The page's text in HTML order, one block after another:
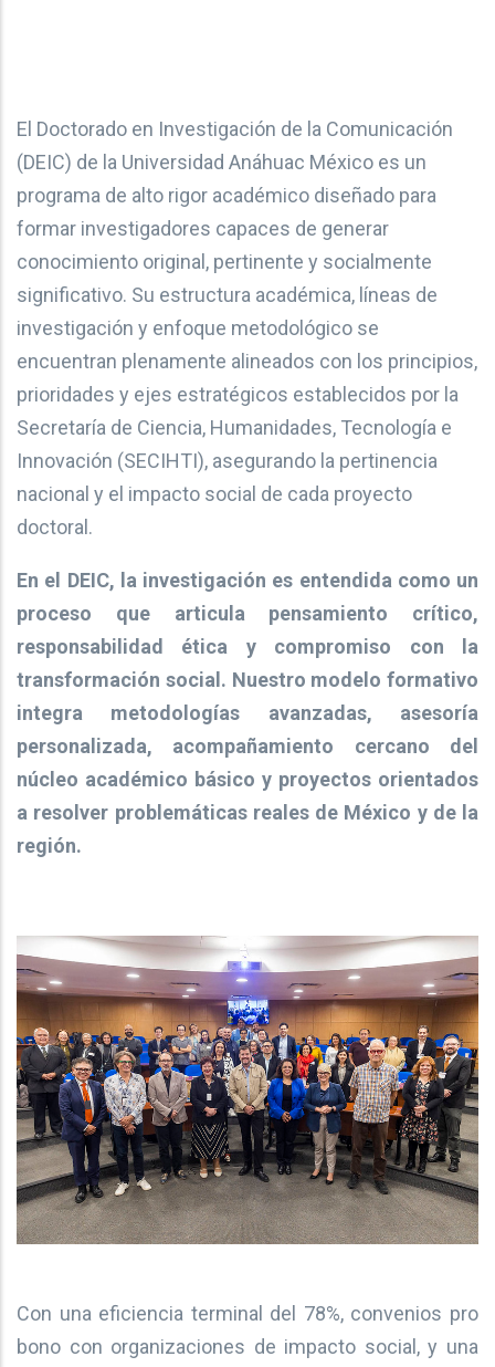
El Doctorado en Investigación de la Comunicación
(DEIC) de la Universidad Anáhuac México es un
programa de alto rigor académico diseñado para
formar investigadores capaces de generar
conocimiento original, pertinente y socialmente
significativo. Su estructura académica, líneas de
investigación y enfoque metodológico se
encuentran plenamente alineados con los principios,
prioridades y ejes estratégicos establecidos por la
Secretaría de Ciencia, Humanidades, Tecnología e
Innovación (SECIHTI), asegurando la pertinencia
nacional y el impacto social de cada proyecto
doctoral.
En el DEIC, la investigación es entendida como un
proceso que articula pensamiento crítico,
responsabilidad ética y compromiso con la
transformación social. Nuestro modelo formativo
integra metodologías avanzadas, asesoría
personalizada, acompañamiento cercano del
núcleo académico básico y proyectos orientados
a resolver problemáticas reales de México y de la
región.
Con una eficiencia terminal del 78%, convenios pro
bono con organizaciones de impacto social, y una